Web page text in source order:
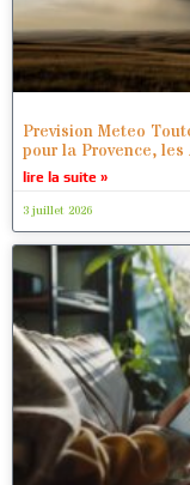
Prevision Meteo
pour la Provence, les
lire la suite »
3 juillet 2026